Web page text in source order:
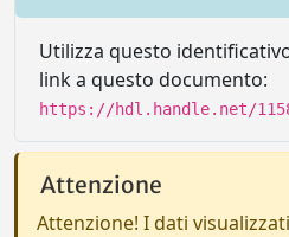
Utilizza questo
link a questo documento:
https://hdl.handle.net/
Attenzione
Attenzione! I dati